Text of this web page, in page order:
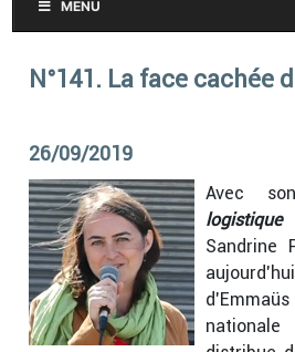
MENU
N°141. La face cachée
26/09/2019
Avec
Sandrine